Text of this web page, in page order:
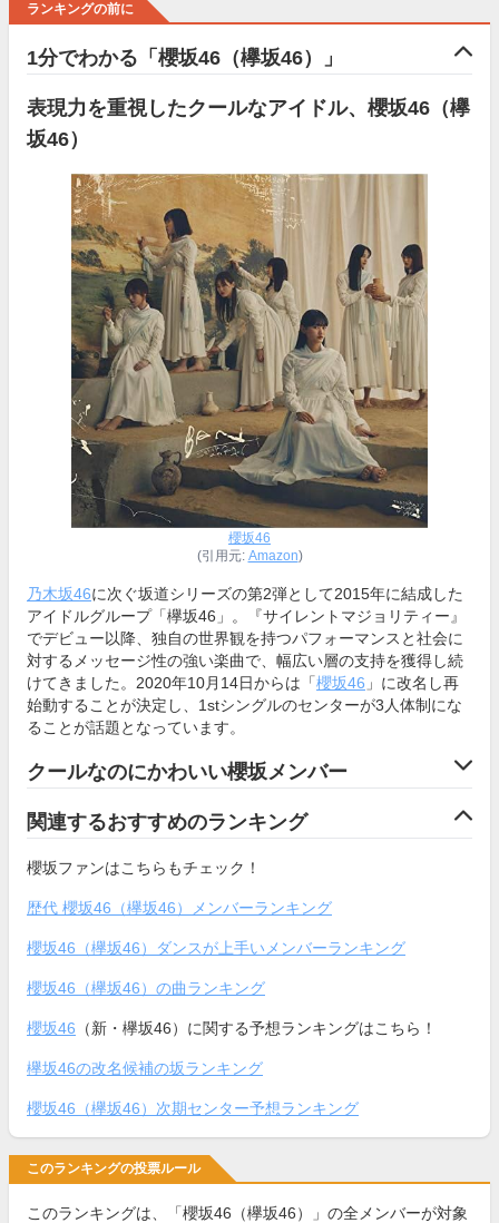
ランキングの前に
1分でわかる「櫻坂46（欅坂46）」
表現力を重視したクールなアイドル、櫻坂46（欅
坂46）
櫻坂46
(引用元: Amazon)
乃木坂46に次ぐ坂道シリーズの第2弾として2015年に結成した
アイドルグループ「欅坂46」。『サイレントマジョリティー』
でデビュー以降、独自の世界観を持つパフォーマンスと社会に
対するメッセージ性の強い楽曲で、幅広い層の支持を獲得し続
けてきました。2020年10月14日からは「櫻坂46 」に改名し再
始動することが決定し、1stシングルのセンターが3人体制にな
ることが話題となっています。
クールなのにかわいい櫻坂メンバー
関連するおすすめのランキング
櫻坂ファンはこちらもチェック！
歴代 櫻坂46（欅坂46）メンバーランキング
櫻坂46（欅坂46）ダンスが上手いメンバーランキング
櫻坂46（欅坂46）の曲ランキング
櫻坂46 （新・欅坂46）に関する予想ランキングはこちら！
欅坂46の改名候補の坂ランキング
櫻坂46（欅坂46）次期センター予想ランキング
このランキングの投票ルール
このランキングは、「櫻坂46（欅坂46）」の全メンバーが対象